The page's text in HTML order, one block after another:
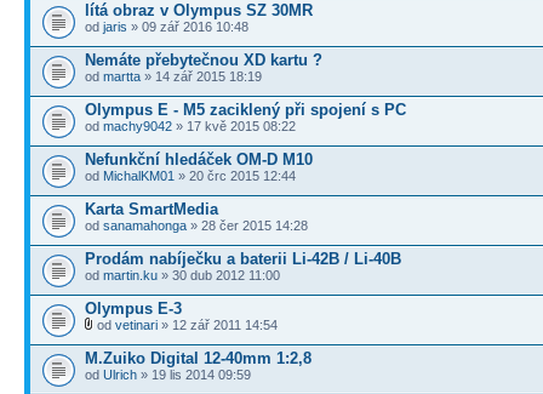
lítá obraz v Olympus SZ 30MR
od jaris » 09 zář 2016 10:48
Nemáte přebytečnou XD kartu ?
od martta » 14 zář 2015 18:19
Olympus E - M5 zaciklený při spojení s PC
od machy9042 » 17 kvě 2015 08:22
Nefunkční hledáček OM-D M10
od MichalKM01 » 20 črc 2015 12:44
Karta SmartMedia
od sanamahonga » 28 čer 2015 14:28
Prodám nabíječku a baterii Li-42B / Li-40B
od martin.ku » 30 dub 2012 11:00
Olympus E-3
od vetinari » 12 zář 2011 14:54
M.Zuiko Digital 12-40mm 1:2,8
od Ulrich » 19 lis 2014 09:59